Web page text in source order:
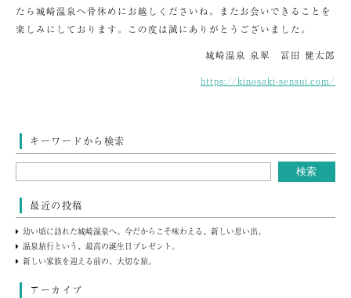
たら城崎温泉へ骨休めにお越しくださいね。またお会いできることを
楽しみにしております。この度は誠にありがとうございました。
城崎温泉 泉翠 冨田 健太郎
https://kinosaki-sensui.com/
キーワードから検索
最近の投稿
幼い頃に訪れた城崎温泉へ。今だからこそ味わえる、新しい思い出。
温泉旅行という、最高の誕生日プレゼント。
新しい家族を迎える前の、大切な旅。
アーカイブ